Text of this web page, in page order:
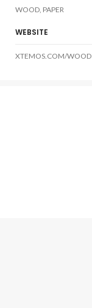
WOOD, PAPER
WEBSITE
XTEMOS.COM/WOOD